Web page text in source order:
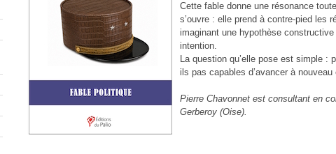
Pour
Cette fable donne une résonance
s’ouvre : elle prend à contre-pied les
imaginant une hypothèse
intention.
La question qu’elle pose est simple :
ils pas capables d’avancer à nouveau
Pierre Chavonnet est consultant en
Gerberoy (Oise).